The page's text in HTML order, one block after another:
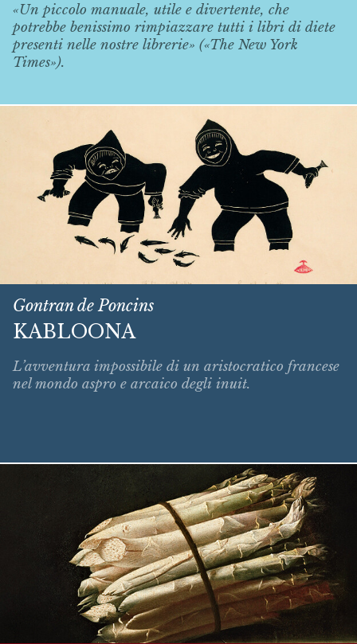
«Un piccolo manuale, utile e divertente, che
potrebbe benissimo rimpiazzare tutti i libri di diete
presenti nelle nostre librerie» («The New York
Times»).
Gontran de Poncins
KABLOONA
L’avventura impossibile di un aristocratico francese
nel mondo aspro e arcaico degli inuit.